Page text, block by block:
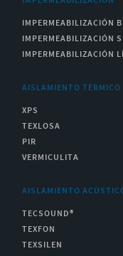
IMPERMEABILIZACIÓN
IMPERMEABILIZACIÓN
IMPERMEABILIZACIÓN
AISLAMIENTO TÉRMICO
XPS
TEXLOSA
PIR
VERMICULITA
AISLAMIENTO
TECSOUND®
TEXFON
TEXSILEN